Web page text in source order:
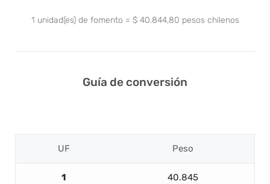
1 unidad(es) de fomento = $ 40.844,80 pesos chilenos
Guía de conversión
UF Peso
1 40.845